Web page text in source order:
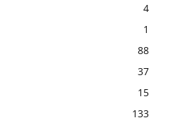
4
1
88
37
15
133